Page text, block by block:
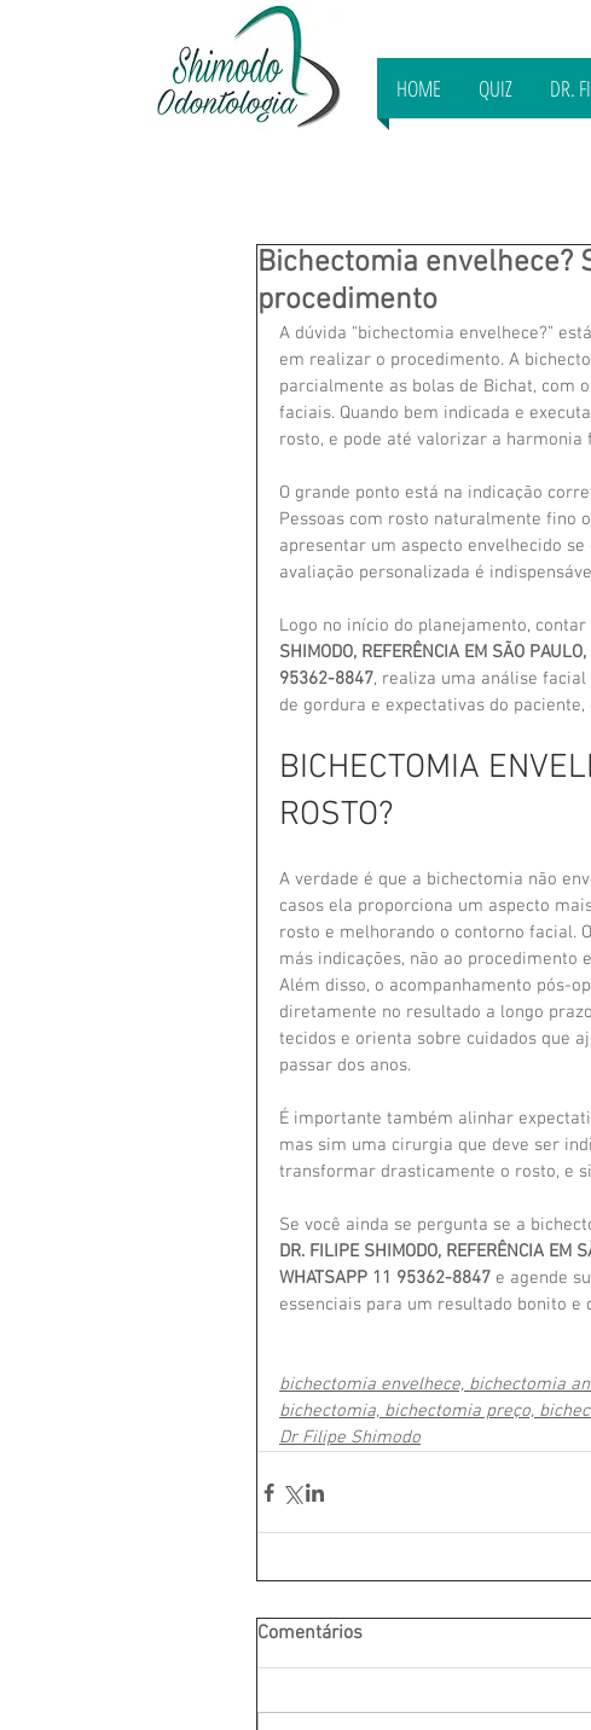
HOME QUIZ DR.
Bichectomia envelhece?
procedimento
A dúvida “bichectomia envelhece?”
em realizar o procedimento. A
parcialmente as bolas de Bichat, com
faciais. Quando bem indicada e
rosto, e pode até valorizar a harmonia
O grande ponto está na indicação
Pessoas com rosto naturalmente fino
apresentar um aspecto envelhecido
avaliação personalizada é
Logo no início do planejamento,
SHIMODO, REFERÊNCIA EM SÃO
95362-8847, realiza uma análise
de gordura e expectativas do
BICHECTOMIA
ROSTO?
A verdade é que a bichectomia não
casos ela proporciona um aspecto
rosto e melhorando o contorno facial.
más indicações, não ao procedimento
Além disso, o acompanhamento pós-
diretamente no resultado a longo
tecidos e orienta sobre cuidados que
passar dos anos.
É importante também alinhar
mas sim uma cirurgia que deve ser
transformar drasticamente o rosto, e
Se você ainda se pergunta se a
DR. FILIPE SHIMODO, REFERÊNCIA EM
WHATSAPP 11 95362-8847 e agende
essenciais para um resultado bonito e
bichectomia envelhece, bichectomia
bichectomia, bichectomia preço,
Dr Filipe Shimodo
Comentários